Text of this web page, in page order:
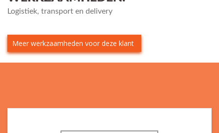
Logistiek, transport en delivery
Meer werkzaamheden voor deze klant